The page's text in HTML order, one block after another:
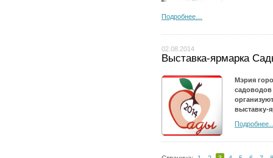
Подробнее…
02.08.2014
Выставка-ярмарка
Мэрия
выставку-